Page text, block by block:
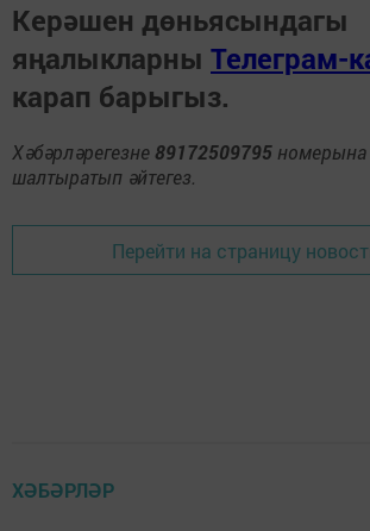
Керәшен дөньясындагы
яңалыкларны Телеграм-
карап барыгыз.
Хәбәрләрегезне 89172509795 номерына
шалтыратып әйтегез.
Перейти на страницу
ХӘБӘРЛӘР